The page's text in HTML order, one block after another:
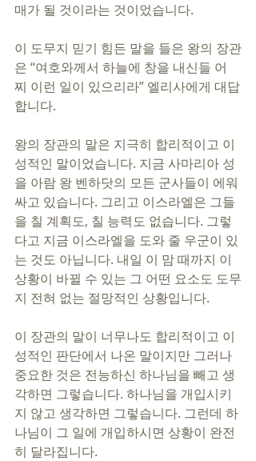
매가 될 것이라는 것이었습니다.
이 도무지 믿기 힘든 말을 들은 왕의 장관
은 “여호와께서 하늘에 창을 내신들 어
찌 이런 일이 있으리라” 엘리사에게 대답
합니다.
왕의 장관의 말은 지극히 합리적이고 이
성적인 말이었습니다. 지금 사마리아 성
을 아람 왕 벤하닷의 모든 군사들이 에워
싸고 있습니다. 그리고 이스라엘은 그들
을 칠 계획도, 칠 능력도 없습니다. 그렇
다고 지금 이스라엘을 도와 줄 우군이 있
는 것도 아닙니다. 내일 이 맘 때까지 이
상황이 바뀔 수 있는 그 어떤 요소도 도무
지 전혀 없는 절망적인 상황입니다.
이 장관의 말이 너무나도 합리적이고 이
성적인 판단에서 나온 말이지만 그러나
중요한 것은 전능하신 하나님을 빼고 생
각하면 그렇습니다. 하나님을 개입시키
지 않고 생각하면 그렇습니다. 그런데 하
나님이 그 일에 개입하시면 상황이 완전
히 달라집니다.